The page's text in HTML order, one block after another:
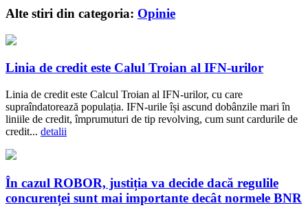
Alte stiri din categoria: Opinie
Linia de credit este Calul Troian al IFN-urilor
Linia de credit este Calcul Troian al IFN-urilor, cu care
supraîndatorează populația. IFN-urile își ascund dobânzile mari în
liniile de credit, împrumuturi de tip revolving, cum sunt cardurile de
credit... detalii
În cazul ROBOR, justiția va decide dacă regulile
concurenței sunt mai importante decât normele BNR